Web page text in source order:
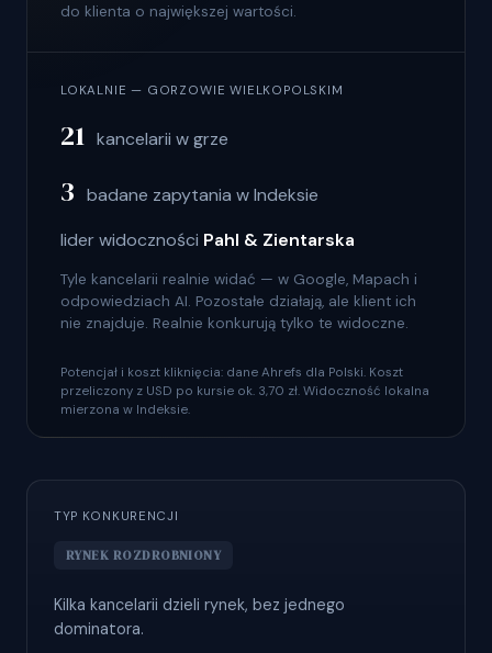
do klienta o największej wartości.
LOKALNIE — GORZOWIE WIELKOPOLSKIM
21 kancelarii w grze
3 badane zapytania w Indeksie
lider widoczności Pahl & Zientarska
Tyle kancelarii realnie widać — w Google, Mapach i
odpowiedziach AI. Pozostałe działają, ale klient ich
nie znajduje. Realnie konkurują tylko te widoczne.
Potencjał i koszt kliknięcia: dane Ahrefs dla Polski. Koszt
przeliczony z USD po kursie ok. 3,70 zł. Widoczność lokalna
mierzona w Indeksie.
TYP KONKURENCJI
RYNEK ROZDROBNIONY
Kilka kancelarii dzieli rynek, bez jednego
dominatora.